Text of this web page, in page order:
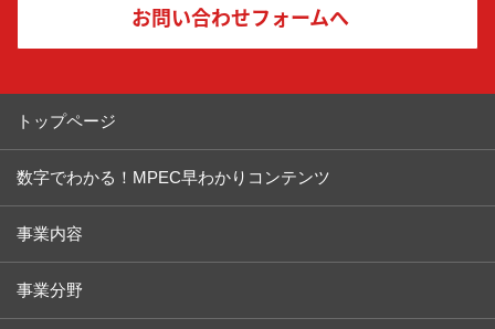
お問い合わせフォームへ
トップページ
数字でわかる！MPEC早わかりコンテンツ
事業内容
事業分野